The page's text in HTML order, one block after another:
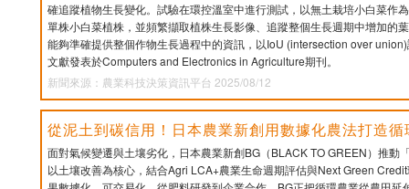
確追蹤植物生長變化。試驗在環控溫室中進行測試，以無土栽培小白菜作
單株小白菜植株，並頻繁擷取植株生長影像、追蹤整個生長週期中增加的
能夠準確提供整個作物生長過程中的資訊，以IoU (intersection over
文獻發表於Computers and Electronics in Agriculture期刊。
新聞來源：農業科技決策資訊平台 2025/08/12
從泥土到碳信用！日本農業新創用數據化農法打造循
面對氣候變遷與土壤劣化，日本農業新創BG（BLACK TO GREEN）推動
以土壤改善為核心，結合Agri LCA+農業生命週期評估與Next Green